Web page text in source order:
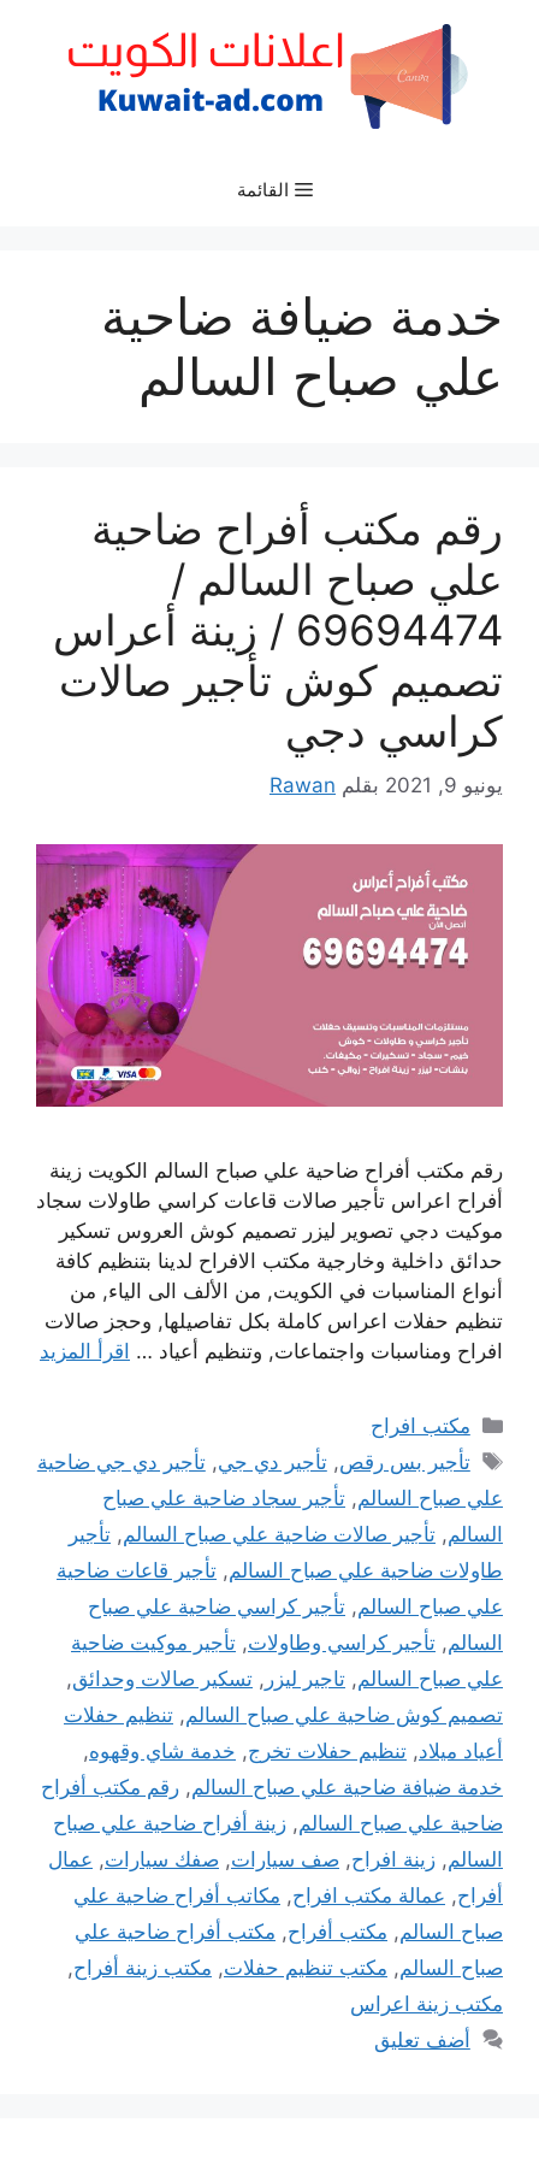
القائمة
خدمة ضيافة ضاحية
علي صباح السالم
رقم مكتب أفراح ضاحية
علي صباح السالم /
69694474 / زينة أعراس
تصميم كوش تأجير صالات
كراسي دجي
يونيو 9, 2021 بقلم Rawan
رقم مكتب أفراح ضاحية علي صباح السالم الكويت زينة
أفراح اعراس تأجير صالات قاعات كراسي طاولات سجاد
موكيت دجي تصوير ليزر تصميم كوش العروس تسكير
حدائق داخلية وخارجية مكتب الافراح لدينا بتنظيم كافة
أنواع المناسبات في الكويت, من الألف الى الياء, من
تنظيم حفلات اعراس كاملة بكل تفاصيلها, وحجز صالات
افراح ومناسبات واجتماعات, وتنظيم أعياد … اقرأ المزيد
التصنيفات
مكتب افراح
الوسوم
تأجير بس رقص,تأجير دي جي,تأجير دي جي ضاحية
علي صباح السالم, تأجير سجاد ضاحية علي صباح
السالم, تأجير صالات ضاحية علي صباح السالم, تأجير
طاولات ضاحية علي صباح السالم, تأجير قاعات ضاحية
علي صباح السالم, تأجير كراسي ضاحية علي صباح
السالم, تأجير كراسي وطاولات, تأجير موكيت ضاحية
علي صباح السالم, تاجير ليزر , تسكير صالات وحدائق,
تصميم كوش ضاحية علي صباح السالم, تنظيم حفلات
أعياد ميلاد, تنظيم حفلات تخرج, خدمة شاي وقهوه,
خدمة ضيافة ضاحية علي صباح السالم, رقم مكتب أفراح
ضاحية علي صباح السالم, زينة أفراح ضاحية علي صباح
السالم, زينة افراح, صف سيارات, صفك سيارات, عمال
أفراح, عمالة مكتب افراح, مكاتب أفراح ضاحية علي
صباح السالم, مكتب أفراح, مكتب أفراح ضاحية علي
صباح السالم, مكتب تنظيم حفلات, مكتب زينة أفراح,
مكتب زينة اعراس
أضف تعليق